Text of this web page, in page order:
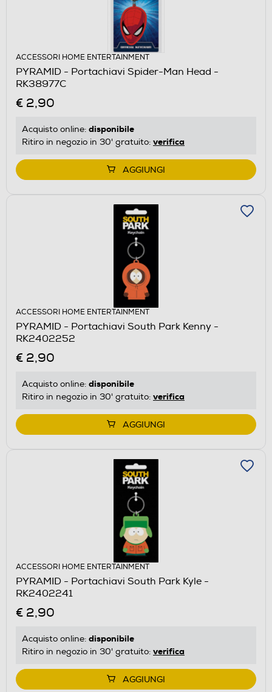
ACCESSORI HOME ENTERTAINMENT
PYRAMID - Portachiavi Spider-Man Head -
RK38977C
€ 2,90
Acquisto online: disponibile
Ritiro in negozio in 30' gratuito: verifica
AGGIUNGI
ACCESSORI HOME ENTERTAINMENT
PYRAMID - Portachiavi South Park Kenny -
RK2402252
€ 2,90
Acquisto online: disponibile
Ritiro in negozio in 30' gratuito: verifica
AGGIUNGI
ACCESSORI HOME ENTERTAINMENT
PYRAMID - Portachiavi South Park Kyle -
RK2402241
€ 2,90
Acquisto online: disponibile
Ritiro in negozio in 30' gratuito: verifica
AGGIUNGI